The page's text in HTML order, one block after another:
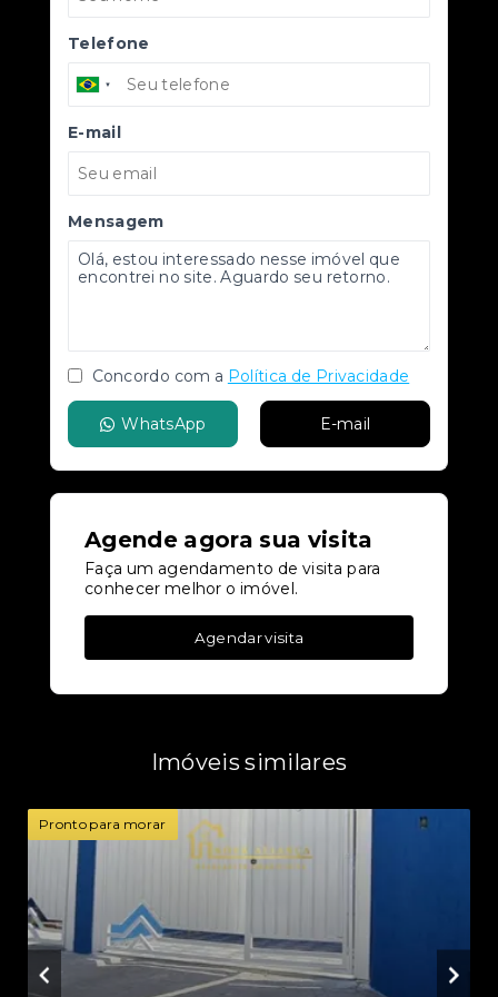
Telefone
E-mail
Mensagem
Concordo com a Política de Privacidade
WhatsApp E-mail
Agende agora sua visita
Faça um agendamento de visita para
conhecer melhor o imóvel.
Agendar visita
Imóveis similares
Pronto para morar